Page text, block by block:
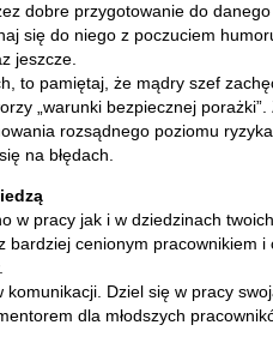
dobre przygotowanie do
się do niego z poczuciem
jeszcze.
to pamiętaj, że mądry szef
„warunki bezpiecznej
rozsądnego poziomu
na błędach.
w pracy jak i w dziedzinach
bardziej cenionym pracownikiem i
komunikacji. Dziel się w pracy
dla młodszych